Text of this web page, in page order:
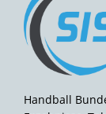
Handball